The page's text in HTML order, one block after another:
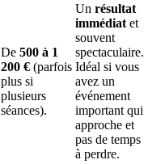
De 500 à 1
200 € (parfois
plus si
plusieurs
séances).
Un résultat
immédiatet
souvent
spectaculaire.
Idéal si vous
avez un
événement
important qui
approche et
pas de temps
à perdre.